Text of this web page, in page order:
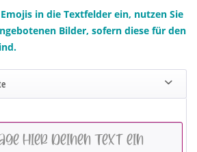
in die Textfelder ein, nutzen Sie
Bilder, sofern diese für den